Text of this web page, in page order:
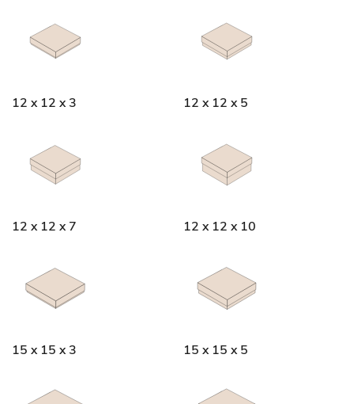
12 x 12 x 3 12 x 12 x 5
12 x 12 x 7 12 x 12 x 10
15 x 15 x 3 15 x 15 x 5